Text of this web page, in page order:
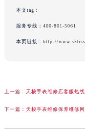
本文tag：
服务专线： 400-801-5061
本页链接： http://
上一篇： 天梭手表维修店客服热
下一篇： 天梭手表维修保养维修